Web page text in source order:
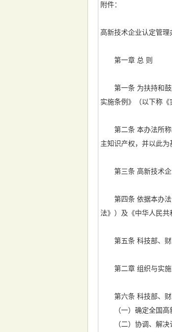
附件：
高新技术企业认定管理
第一章 总 则
第一条 为扶持和鼓
实施条例》（以下称《
第二条 本办法所称
主知识产权，并以此为
第三条 高新技术企
第四条 依据本办法
法》）及《中华人民共
第五条 科技部、财
第二章 组织与实施
第六条 科技部、财政
（一）确定全国高新
（二）协调、解决认